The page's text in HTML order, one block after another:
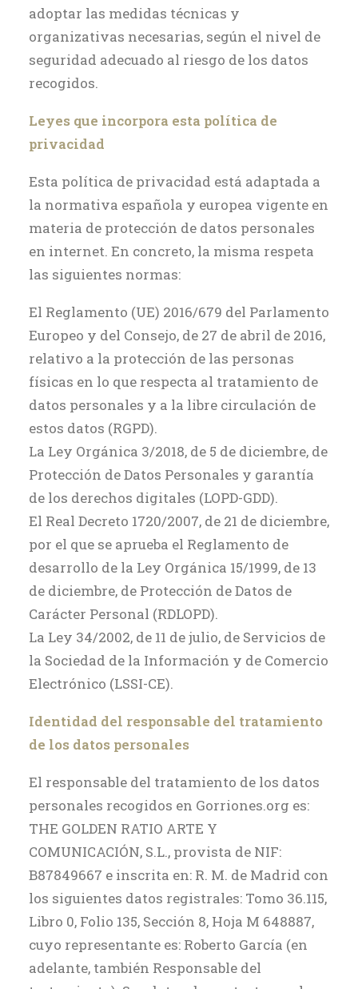
adoptar las medidas técnicas y
organizativas necesarias, según el nivel de
seguridad adecuado al riesgo de los datos
recogidos.
Leyes que incorpora esta política de
privacidad
Esta política de privacidad está adaptada a
la normativa española y europea vigente en
materia de protección de datos personales
en internet. En concreto, la misma respeta
las siguientes normas:
El Reglamento (UE) 2016/679 del Parlamento
Europeo y del Consejo, de 27 de abril de 2016,
relativo a la protección de las personas
físicas en lo que respecta al tratamiento de
datos personales y a la libre circulación de
estos datos (RGPD).
La Ley Orgánica 3/2018, de 5 de diciembre, de
Protección de Datos Personales y garantía
de los derechos digitales (LOPD-GDD).
El Real Decreto 1720/2007, de 21 de diciembre,
por el que se aprueba el Reglamento de
desarrollo de la Ley Orgánica 15/1999, de 13
de diciembre, de Protección de Datos de
Carácter Personal (RDLOPD).
La Ley 34/2002, de 11 de julio, de Servicios de
la Sociedad de la Información y de Comercio
Electrónico (LSSI-CE).
Identidad del responsable del tratamiento
de los datos personales
El responsable del tratamiento de los datos
personales recogidos en Gorriones.org es:
THE GOLDEN RATIO ARTE Y
COMUNICACIÓN, S.L., provista de NIF:
B87849667 e inscrita en: R. M. de Madrid con
los siguientes datos registrales: Tomo 36.115,
Libro 0, Folio 135, Sección 8, Hoja M 648887,
cuyo representante es: Roberto García (en
adelante, también Responsable del